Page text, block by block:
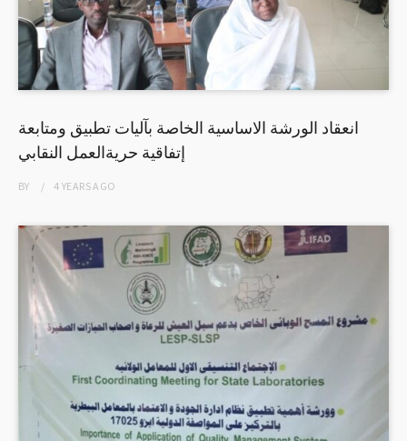
انعقاد الورشة الاساسية الخاصة بآليات تطبيق ومتابعة
إتفاقية حريةالعمل النقابي
BY 4 YEARSAGO